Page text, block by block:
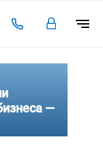
—